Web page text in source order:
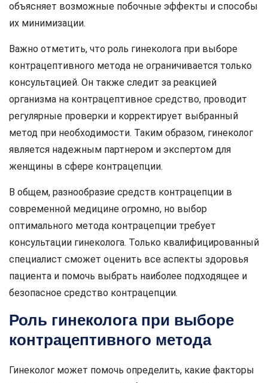
объясняет возможные побочные эффекты и способы
их минимизации.
Важно отметить, что роль гинеколога при выборе
контрацептивного метода не ограничивается только
консультацией. Он также следит за реакцией
организма на контрацептивное средство, проводит
регулярные проверки и корректирует выбранный
метод при необходимости. Таким образом, гинеколог
является надежным партнером и экспертом для
женщины в сфере контрацепции.
В общем, разнообразие средств контрацепции в
современной медицине огромно, но выбор
оптимального метода контрацепции требует
консультации гинеколога. Только квалифицированный
специалист сможет оценить все аспекты здоровья
пациента и помочь выбрать наиболее подходящее и
безопасное средство контрацепции.
Роль гинеколога при выборе
контрацептивного метода
Гинеколог может помочь определить, какие факторы